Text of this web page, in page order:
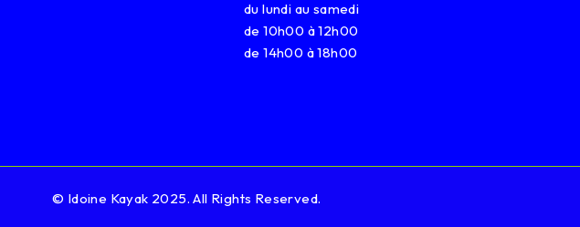
du lundi au samedi
de 10h00 à 12h00
de 14h00 à 18h00
© Idoine Kayak 2025. All Rights Reserved.